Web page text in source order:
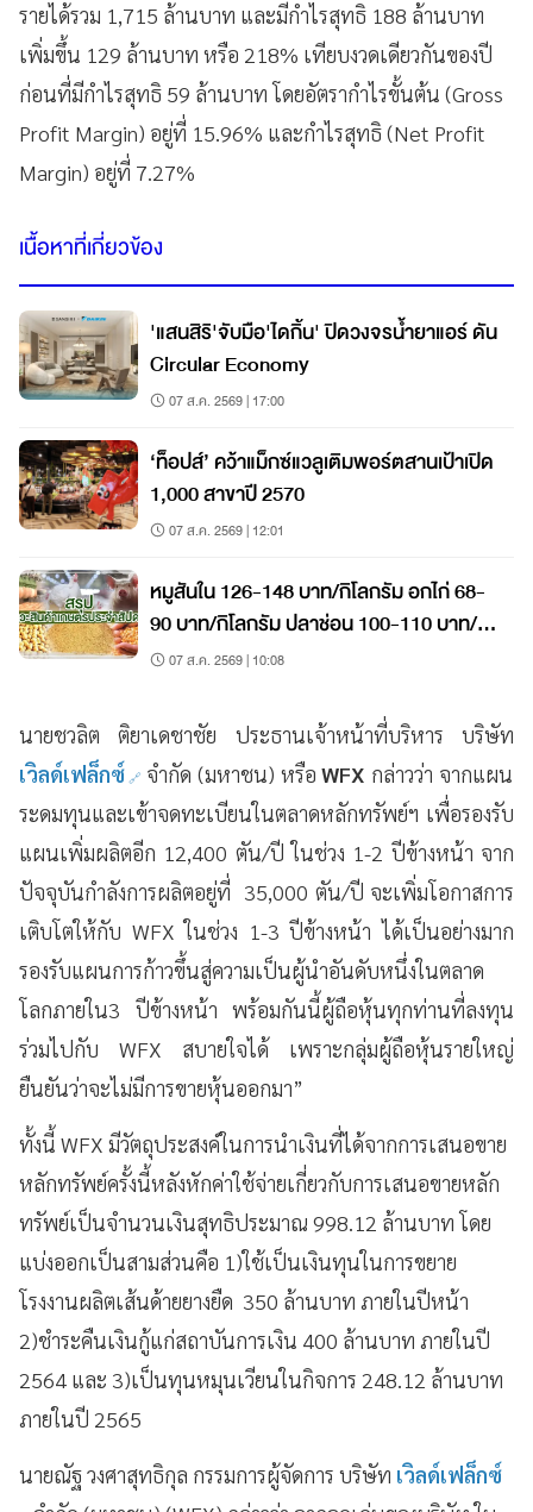
รายได้รวม 1,715 ล้านบาท และมีกำไรสุทธิ 188 ล้านบาท
เพิ่มขึ้น 129 ล้านบาท หรือ 218% เทียบงวดเดียวกันของปี
ก่อนที่มีกำไรสุทธิ 59 ล้านบาท โดยอัตรากำไรขั้นต้น (Gross
Profit Margin) อยู่ที่ 15.96% และกำไรสุทธิ (Net Profit
Margin) อยู่ที่ 7.27%
เนื้อหาที่เกี่ยวข้อง
'แสนสิริ'จับมือ'ไดกิ้น' ปิดวงจรน้ำยาแอร์ ดัน
Circular Economy
07 ส.ค. 2569 | 17:00
‘ท็อปส์’ คว้าแม็กซ์แวลูเติมพอร์ตสานเป้าเปิด
1,000 สาขาปี 2570
07 ส.ค. 2569 | 12:01
หมูสันใน 126-148 บาท/กิโลกรัม อกไก่ 68-
90 บาท/กิโลกรัม ปลาช่อน 100-110 บาท/
กิโลกรัม
07 ส.ค. 2569 | 10:08
นายชวลิต ติยาเดชาชัย ประธานเจ้าหน้าที่บริหาร บริษัท
เวิลด์เฟล็กซ์
จำกัด (มหาชน) หรือ WFX กล่าวว่า จากแผน
ระดมทุนและเข้าจดทะเบียนในตลาดหลักทรัพย์ฯ เพื่อรองรับ
แผนเพิ่มผลิตอีก 12,400 ตัน/ปี ในช่วง 1-2 ปีข้างหน้า จาก
ปัจจุบันกำลังการผลิตอยู่ที่ 35,000 ตัน/ปี จะเพิ่มโอกาสการ
เติบโตให้กับ WFX ในช่วง 1-3 ปีข้างหน้า ได้เป็นอย่างมาก
รองรับแผนการก้าวขึ้นสู่ความเป็นผู้นำอันดับหนึ่งในตลาด
โลกภายใน3 ปีข้างหน้า พร้อมกันนี้ผู้ถือหุ้นทุกท่านที่ลงทุน
ร่วมไปกับ WFX สบายใจได้ เพราะกลุ่มผู้ถือหุ้นรายใหญ่
ยืนยันว่าจะไม่มีการขายหุ้นออกมา”
ทั้งนี้ WFX มีวัตถุประสงค์ในการนำเงินที่ได้จากการเสนอขาย
หลักทรัพย์ครั้งนี้หลังหักค่าใช้จ่ายเกี่ยวกับการเสนอขายหลัก
ทรัพย์เป็นจำนวนเงินสุทธิประมาณ 998.12 ล้านบาท โดย
แบ่งออกเป็นสามส่วนคือ 1)ใช้เป็นเงินทุนในการขยาย
โรงงานผลิตเส้นด้ายยางยืด 350 ล้านบาท ภายในปีหน้า
2)ชำระคืนเงินกู้แก่สถาบันการเงิน 400 ล้านบาท ภายในปี
2564 และ 3)เป็นทุนหมุนเวียนในกิจการ 248.12 ล้านบาท
ภายในปี 2565
นายณัฐ วงศาสุทธิกุล กรรมการผู้จัดการ บริษัท เวิลด์เฟล็กซ์